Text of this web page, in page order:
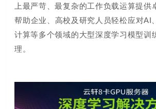
上最严苛、最复杂的工作负载运算提供
帮助企业、高校及研究人员轻松应对AI
计算等多个领域的大型深度学习模型训
理 。